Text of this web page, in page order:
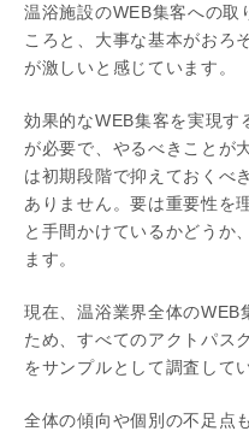
温浴施設のWEB集客への取
ころと、大事な基本がおろ
が激しいと感じています。
効果的なWEB集客を実現す
が必要で、やるべきことが
は初期段階で抑えておくべ
ありません。要は重要性を
と手間かけているかどうか
ます。
現在、温浴業界全体のWEB
ため、すべてのアクトパス
をサンプルとして調査して
全体の傾向や個別の不足点